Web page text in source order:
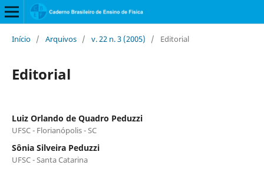
Início / Arquivos / v. 22 n. 3 (2005) / Editorial
Editorial
Luiz Orlando de Quadro Peduzzi
UFSC - Florianópolis - SC
Sônia Silveira Peduzzi
UFSC - Santa Catarina